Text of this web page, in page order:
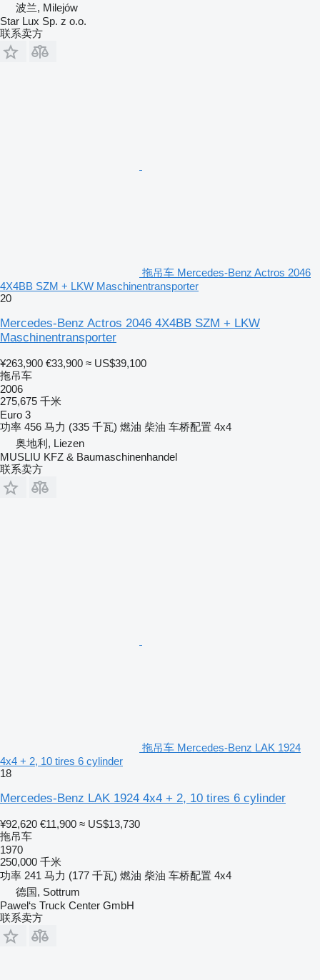
波兰, Milejów
Star Lux Sp. z o.o.
联系卖方
拖吊车 Mercedes-Benz Actros 2046
4X4BB SZM + LKW Maschinentransporter
20
Mercedes-Benz Actros 2046 4X4BB SZM + LKW
Maschinentransporter
¥263,900 €33,900 ≈ US$39,100
拖吊车
2006
275,675 千米
Euro 3
功率 456 马力 (335 千瓦) 燃油 柴油 车桥配置 4x4
奥地利, Liezen
MUSLIU KFZ & Baumaschinenhandel
联系卖方
拖吊车 Mercedes-Benz LAK 1924
4x4 + 2, 10 tires 6 cylinder
18
Mercedes-Benz LAK 1924 4x4 + 2, 10 tires 6 cylinder
¥92,620 €11,900 ≈ US$13,730
拖吊车
1970
250,000 千米
功率 241 马力 (177 千瓦) 燃油 柴油 车桥配置 4x4
德国, Sottrum
Pawel‘s Truck Center GmbH
联系卖方